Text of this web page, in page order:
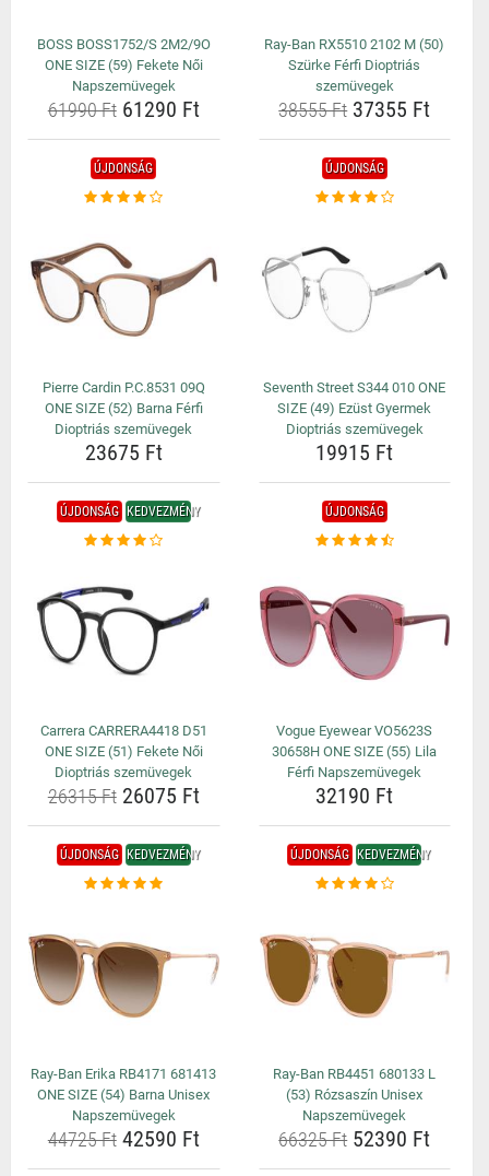
BOSS BOSS1752/S 2M2/9O
ONE SIZE (59) Fekete Női
Napszemüvegek
61990 Ft61290 Ft
Ray-Ban RX5510 2102 M (50)
Szürke Férfi Dioptriás
szemüvegek
38555 Ft37355 Ft
ÚJDONSÁG
Pierre Cardin P.C.8531 09Q
ONE SIZE (52) Barna Férfi
Dioptriás szemüvegek
23675 Ft
ÚJDONSÁG
Seventh Street S344 010 ONE
SIZE (49) Ezüst Gyermek
Dioptriás szemüvegek
19915 Ft
ÚJDONSÁG KEDVEZMÉNY
Carrera CARRERA4418 D51
ONE SIZE (51) Fekete Női
Dioptriás szemüvegek
26315 Ft26075 Ft
ÚJDONSÁG
Vogue Eyewear VO5623S
30658H ONE SIZE (55) Lila
Férfi Napszemüvegek
32190 Ft
ÚJDONSÁG KEDVEZMÉNY
Ray-Ban Erika RB4171 681413
ONE SIZE (54) Barna Unisex
Napszemüvegek
44725 Ft42590 Ft
ÚJDONSÁG KEDVEZMÉNY
Ray-Ban RB4451 680133 L
(53) Rózsaszín Unisex
Napszemüvegek
66325 Ft52390 Ft